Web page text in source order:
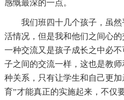
感慨最深的一点。
我们班四十几个孩子，虽
活情况，但是我和他们之间心
一种交流又是孩子成长之中必
子之间的交流一样，这也是教
种关系，只有让学生和自己更
育”才能真正的实施起来，不仅